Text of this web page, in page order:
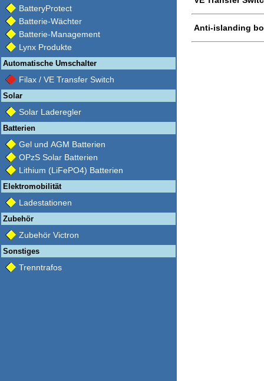
BatteryProtect
Batterie-Wächter
Batterie-Management
Lynx Produkte
Automatische Umschalter
Filax / VE Transfer Switch
Solar
Solar Laderegler
Batterien
Gel und AGM Batterien
OPzS Solar Batterien
Lithium (LiFePO4) Batterien
Elektromobilität
Ladestationen
Zubehör
Zubehör Victron
Sonstiges
Trenntrafos
Anti-islanding